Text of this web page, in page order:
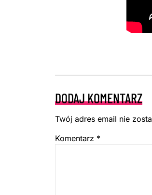
DODAJ KOMENTARZ
Twój adres email nie
Komentarz *